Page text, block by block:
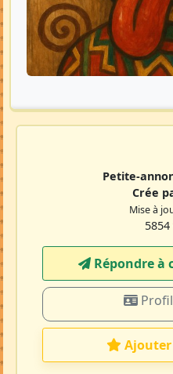
Petite-
Crée
Mise à
Répondre à